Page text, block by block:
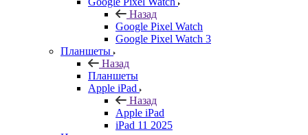
Назад
Google Pixel Watch
Google Pixel Watch 3
Планшеты
Назад
Планшеты
Apple iPad
Назад
Apple iPad
iPad 11 2025